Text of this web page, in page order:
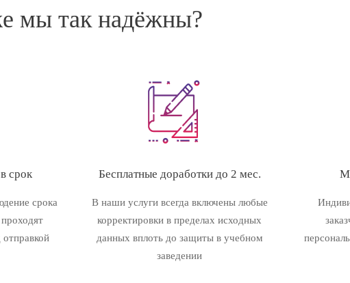
мы так надёжны?
срок
срока
Бесплатные доработки до 2 мес.
В наши услуги всегда включены любые
корректировки в пределах исходных
данных вплоть до защиты в учебном
заведении